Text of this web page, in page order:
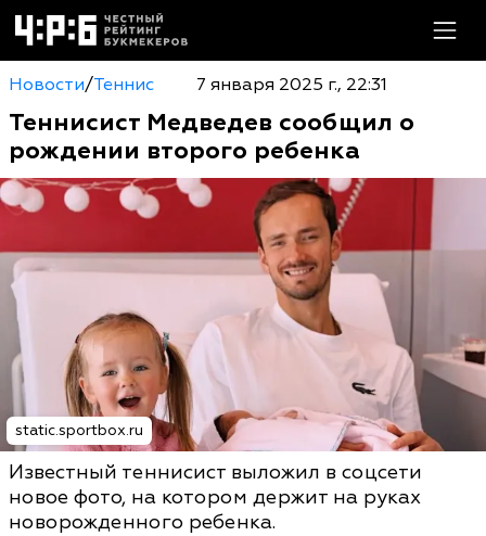
Новости/Теннис 7 января 2025 г., 22:31
Теннисист Медведев сообщил о
рождении второго ребенка
static.sportbox.ru
Известный теннисист выложил в соцсети
новое фото, на котором держит на руках
новорожденного ребенка.